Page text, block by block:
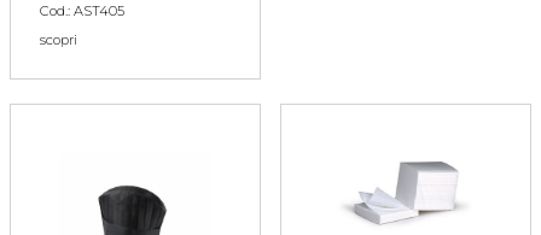
Cod.: AST405
scopri